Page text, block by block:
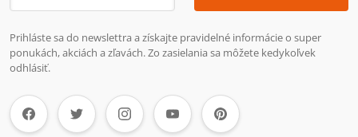
Prihláste sa do newslettra a získajte pravidelné informácie o super
ponukách, akciách a zľavách. Zo zasielania sa môžete kedykoľvek
odhlásiť.